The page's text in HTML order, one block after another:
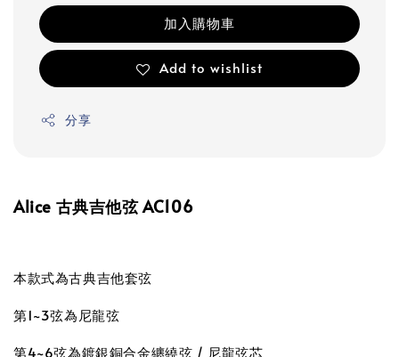
加入購物車
Add to wishlist
分享
Alice 古典吉他弦 AC106
本款式為古典吉他套弦
第1~3弦為尼龍弦
第4~6弦為鍍銀銅合金纏繞弦 / 尼龍弦芯